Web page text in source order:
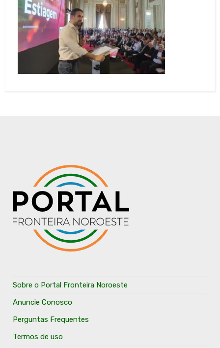
Sobre o Portal Fronteira Noroeste
Anuncie Conosco
Perguntas Frequentes
Termos de uso